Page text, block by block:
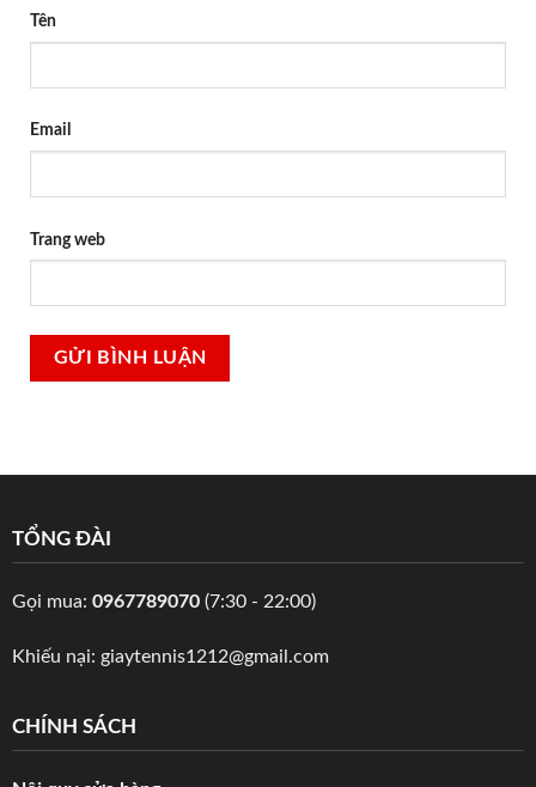
Tên
Email
Trang web
TỔNG ĐÀI
Gọi mua: 0967789070(7:30 - 22:00)
Khiếu nại: giaytennis1212@gmail.com
CHÍNH SÁCH